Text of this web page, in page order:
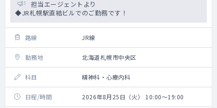
担当エージェントより
◆JR札幌駅直結ビルでのご勤務です！
路線 JR線
勤務地 北海道札幌市中央区
科目 精神科・心療内科
日程/時間 2026年8月25日（火） 10:00～19:00